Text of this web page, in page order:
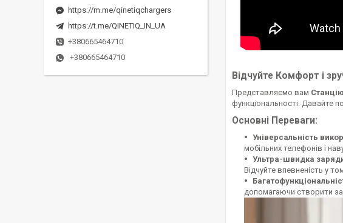
Відчуйте Комфорт і
Представляємо вам
функціональності. Давайте
Основні Переваги:
Універсальність
мобільних телефонів і
Ультра-швидка
Відчуйте впевненість у
допомагаючи створити
https://m.me/qinetiqchargers
https://t.me/QINETIQ_IN_UA
+380665464710
+380665464710